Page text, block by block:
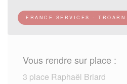
FRANCE SERVICES - TROARN
Vous rendre sur place :
3 place Raphaël Briard